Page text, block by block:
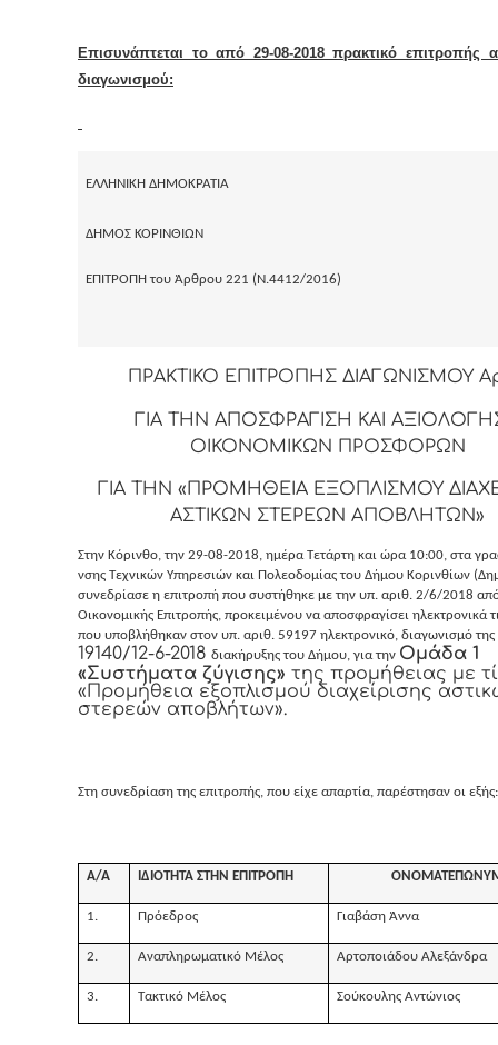
Επισυνάπτεται το από 29-08-2018 πρακτικό επιτροπής
διαγωνισμού:
ΕΛΛΗΝΙΚΗ ΔΗΜΟΚΡΑΤΙΑ
ΔΗΜΟΣ ΚΟΡΙΝΘΙΩΝ
ΕΠΙΤΡΟΠΗ του Άρθρου 221 (Ν.4412/2016)
ΠΡΑΚΤΙΚΟ ΕΠΙΤΡΟΠΗΣ ΔΙΑΓΩΝΙΣΜΟΥ
ΓΙΑ ΤΗΝ ΑΠΟΣΦΡΑΓΙΣΗ ΚΑΙ
ΟΙΚΟΝΟΜΙΚΩΝ ΠΡΟΣΦΟΡΩΝ
ΓΙΑ ΤΗΝ «ΠΡΟΜΗΘΕΙΑ ΕΞΟΠΛΙΣΜΟΥ
ΑΣΤΙΚΩΝ ΣΤΕΡΕΩΝ ΑΠΟΒΛΗΤΩΝ»
Στην Κόρινθο, την 29-08-2018, ημέρα Τετάρτη και ώρα 10:00, στα
νσης Τεχνικών Υπηρεσιών και Πολεοδομίας του Δήμου Κορινθίων
συνεδρίασε η επιτροπή που συστήθηκε με την υπ. αριθ. 2/6/2018
Οικονομικής Επιτροπής, προκειμένου να αποσφραγίσει ηλεκτρονικά
που υποβλήθηκαν στον υπ. αριθ. 59197 ηλεκτρονικό, διαγωνισμό της
19140/12-6-2018 διακήρυξης του Δήμου, για την Ομάδα 1
«Συστήματα ζύγισης» της προμήθειας με
«Προμήθεια εξοπλισμού διαχείρισης
στερεών αποβλήτων».
Στη συνεδρίαση της επιτροπής, που είχε απαρτία, παρέστησαν οι εξής:
Α/Α ΙΔΙΟΤΗΤΑ ΣΤΗΝ ΕΠΙΤΡΟΠΗ
1. Πρόεδρος Γιαβάση Άννα
2. Αναπληρωματικό Μέλος Αρτοποιάδου Αλεξάνδρα
3. Τακτικό Μέλος Σούκουλης Αντώνιος